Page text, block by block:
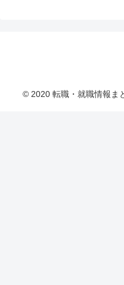
© 2020 転職・就職情報ま